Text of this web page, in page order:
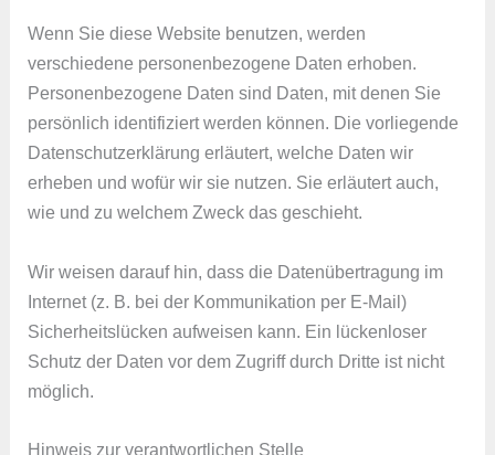
Wenn Sie diese Website benutzen, werden
verschiedene personenbezogene Daten erhoben.
Personenbezogene Daten sind Daten, mit denen Sie
persönlich identifiziert werden können. Die vorliegende
Datenschutzerklärung erläutert, welche Daten wir
erheben und wofür wir sie nutzen. Sie erläutert auch,
wie und zu welchem Zweck das geschieht.
Wir weisen darauf hin, dass die Datenübertragung im
Internet (z. B. bei der Kommunikation per E-Mail)
Sicherheitslücken aufweisen kann. Ein lückenloser
Schutz der Daten vor dem Zugriff durch Dritte ist nicht
möglich.
Hinweis zur verantwortlichen Stelle